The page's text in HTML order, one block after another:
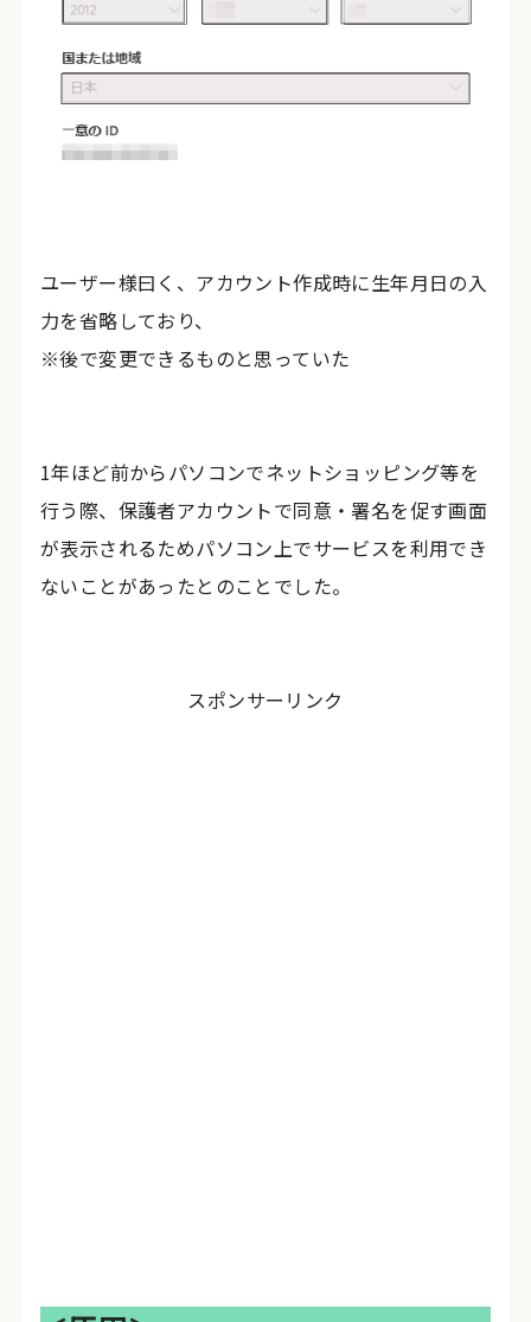
ユーザー様曰く、アカウント作成時に生年月日の入
力を省略しており、
※後で変更できるものと思っていた
1年ほど前からパソコンでネットショッピング等を
行う際、保護者アカウントで同意・署名を促す画面
が表示されるためパソコン上でサービスを利用でき
ないことがあったとのことでした。
スポンサーリンク